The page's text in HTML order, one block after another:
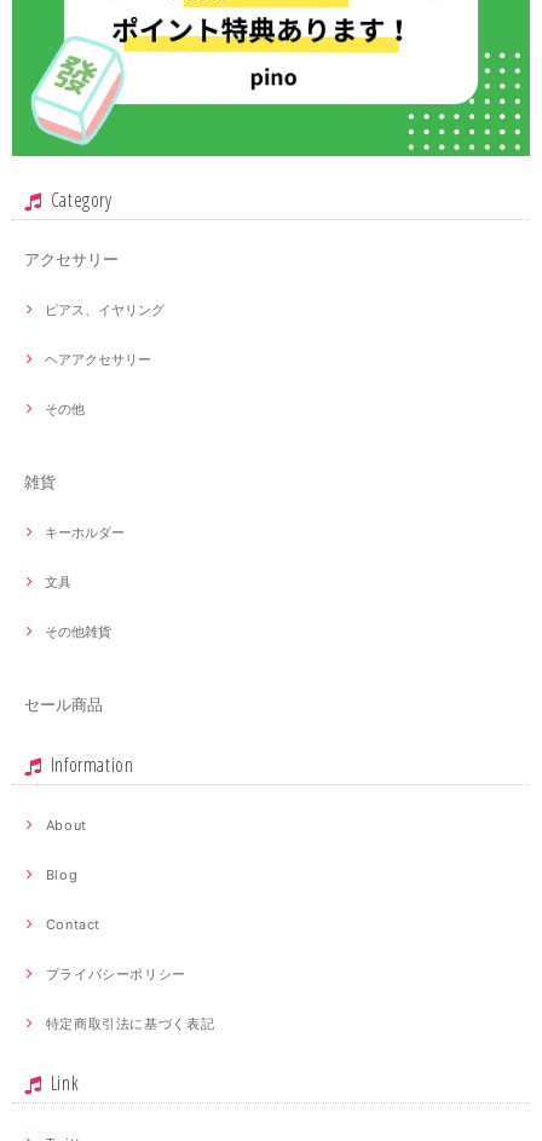
Category
アクセサリー
ピアス、イヤリング
ヘアアクセサリー
その他
雑貨
キーホルダー
文具
その他雑貨
セール商品
Information
About
Blog
Contact
プライバシーポリシー
特定商取引法に基づく表記
Link